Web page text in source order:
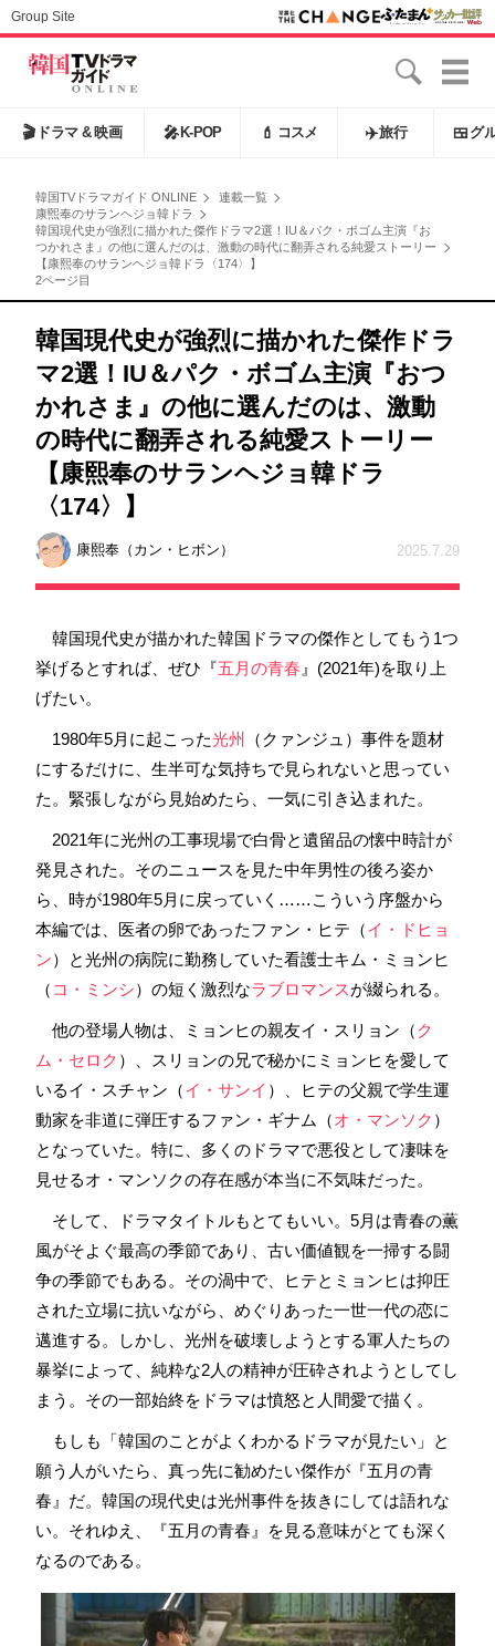
Group Site
🎬 ドラマ & 映画 🎤 K-POP 💄 コスメ ✈️旅行 🍱 グ
韓国TVドラマガイド ONLINE
連載一覧
康煕奉のサランヘジョ韓ドラ
韓国現代史が強烈に描かれた傑作ドラマ2選！IU＆パク・ボゴム主演『お
つかれさま』の他に選んだのは、激動の時代に翻弄される純愛ストーリー
【康熙奉のサランヘジョ韓ドラ〈174〉】
2ページ目
韓国現代史が強烈に描かれた傑作ドラ
マ2選！IU＆パク・ボゴム主演『おつ
かれさま』の他に選んだのは、激動
の時代に翻弄される純愛ストーリー
【康熙奉のサランヘジョ韓ドラ
〈174〉】
康熙奉（カン・ヒボン） 2025.7.29
韓国現代史が描かれた韓国ドラマの傑作としてもう1つ
挙げるとすれば、ぜひ『五月の青春 』(2021年)を取り上
げたい。
1980年5月に起こった光州
（クァンジュ）事件を題材
にするだけに、生半可な気持ちで見られないと思ってい
た。緊張しながら見始めたら、一気に引き込まれた。
2021年に光州の工事現場で白骨と遺留品の懐中時計が
発見された。そのニュースを見た中年男性の後ろ姿か
ら、時が1980年5月に戻っていく……こういう序盤から
本編では、医者の卵であったファン・ヒテ（イ・ドヒョ
ン）と光州の病院に勤務していた看護士キム・ミョンヒ
（ コ・ミンシ）の短く激烈なラブロマンスが綴られる。
他の登場人物は、ミョンヒの親友イ・スリョン（ ク
ム・セロク ）、スリョンの兄で秘かにミョンヒを愛して
いるイ・スチャン（イ・サンイ ）、ヒテの父親で学生運
動家を非道に弾圧するファン・ギナム（オ・マンソク ）
となっていた。特に、多くのドラマで悪役として凄味を
見せるオ・マンソクの存在感が本当に不気味だった。
そして、ドラマタイトルもとてもいい。5月は青春の薫
風がそよぐ最高の季節であり、古い価値観を一掃する闘
争の季節でもある。その渦中で、ヒテとミョンヒは抑圧
された立場に抗いながら、めぐりあった一世一代の恋に
邁進する。しかし、光州を破壊しようとする軍人たちの
暴挙によって、純粋な2人の精神が圧砕されようとしてし
まう。その一部始終をドラマは憤怒と人間愛で描く。
もしも「韓国のことがよくわかるドラマが見たい」と
願う人がいたら、真っ先に勧めたい傑作が『五月の青
春』だ。韓国の現代史は光州事件を抜きにしては語れな
い。それゆえ、『五月の青春』を見る意味がとても深く
なるのである。